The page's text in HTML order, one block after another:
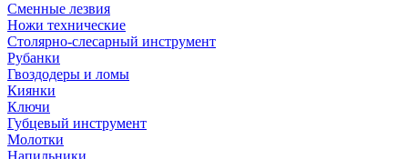
Сменные лезвия
Ножи технические
Столярно-слесарный инструмент
Рубанки
Гвоздодеры и ломы
Киянки
Ключи
Губцевый инструмент
Молотки
Напильники